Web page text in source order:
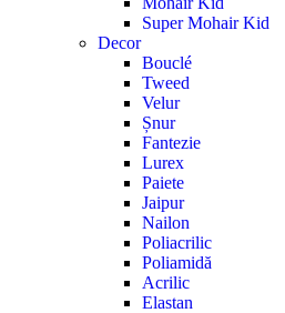
Super Mohair Kid
Decor
Bouclé
Tweed
Velur
Șnur
Fantezie
Lurex
Paiete
Jaipur
Nailon
Poliacrilic
Poliamidă
Acrilic
Elastan